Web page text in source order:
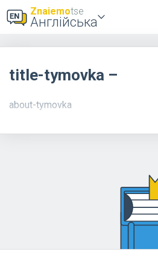
Znaiemotse
Англійська
title-tymovka –
about-tymovka